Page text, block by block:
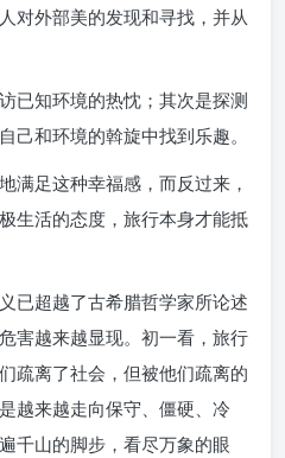
对外部美的发现和寻找，并从
已知环境的热忱；其次是探测
己和环境的斡旋中找到乐趣。
满足这种幸福感，而反过来，
生活的态度，旅行本身才能抵
已超越了古希腊哲学家所论述
害越来越显现。初一看，旅行
疏离了社会，但被他们疏离的
越来越走向保守、僵硬、冷
千山的脚步，看尽万象的眼